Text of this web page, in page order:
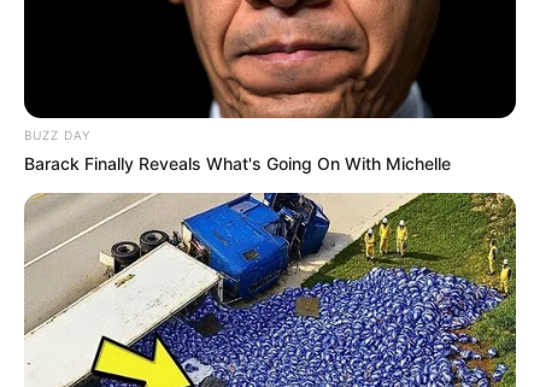
BUZZ DAY
Barack Finally Reveals What's Going On With Michelle